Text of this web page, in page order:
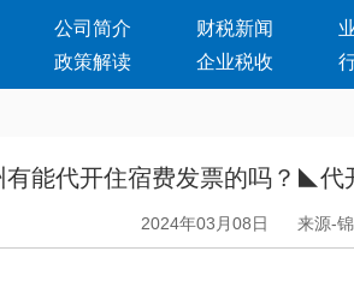
公司简介 财税新闻
政策解读 企业税收
有能代开住宿费发票的吗？
2024年03月08日 来源-